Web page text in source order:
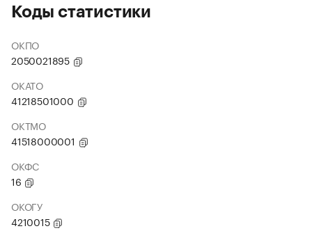
Коды статистики
ОКПО
2050021895
ОКАТО
41218501000
ОКТМО
41518000001
ОКФС
16
ОКОГУ
4210015